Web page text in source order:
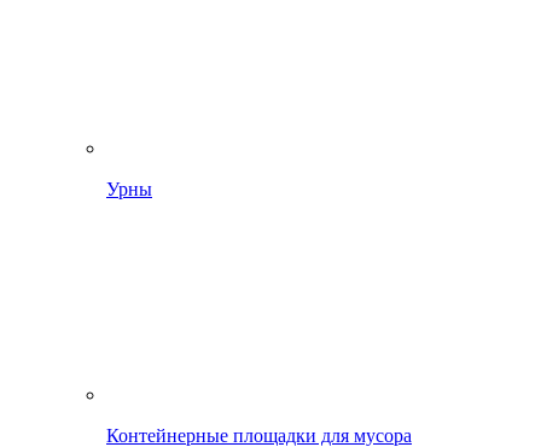
Урны
Контейнерные площадки для мусора